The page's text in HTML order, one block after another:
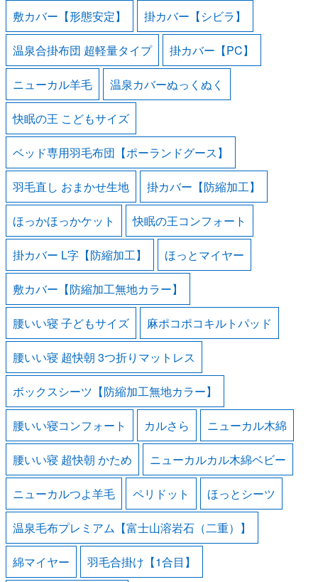
敷カバー【形態安定】 掛カバー【シビラ】
温泉合掛布団 超軽量タイプ 掛カバー【PC】
ニューカル羊毛 温泉カバーぬっくぬく
快眠の王 こどもサイズ
ベッド専用羽毛布団【ポーランドグース】
羽毛直し おまかせ生地 掛カバー【防縮加工】
ほっかほっかケット 快眠の王コンフォート
掛カバー L字【防縮加工】 ほっとマイヤー
敷カバー【防縮加工無地カラー】
腰いい寝 子どもサイズ 麻ポコポコキルトパッド
腰いい寝 超快朝 3つ折りマットレス
ボックスシーツ【防縮加工無地カラー】
腰いい寝コンフォート カルさら ニューカル木綿
腰いい寝 超快朝 かため ニューカルカル木綿ベビー
ニューカルつよ羊毛 ペリドット ほっとシーツ
温泉毛布プレミアム【富士山溶岩石（二重）】
綿マイヤー 羽毛合掛け【1合目】